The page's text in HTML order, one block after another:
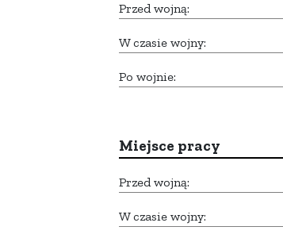
Przed wojną:
W czasie wojny:
Po wojnie:
Miejsce pracy
Przed wojną:
W czasie wojny: